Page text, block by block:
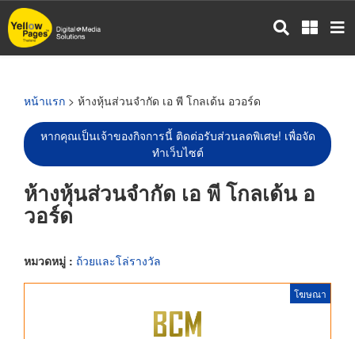
ข้าม
ไป
หน้าแรก > ห้างหุ้นส่วนจำกัด เอ พี โกลเด้น อวอร์ด
หากคุณเป็นเจ้าของกิจการนี้ ติดต่อรับส่วนลดพิเศษ! เพื่อจัด
ทำเว็บไซต์
ห้างหุ้นส่วนจำกัด เอ พี โกลเด้น อ
วอร์ด
หมวดหมู่ : ถ้วยและโล่รางวัล
โฆษณา